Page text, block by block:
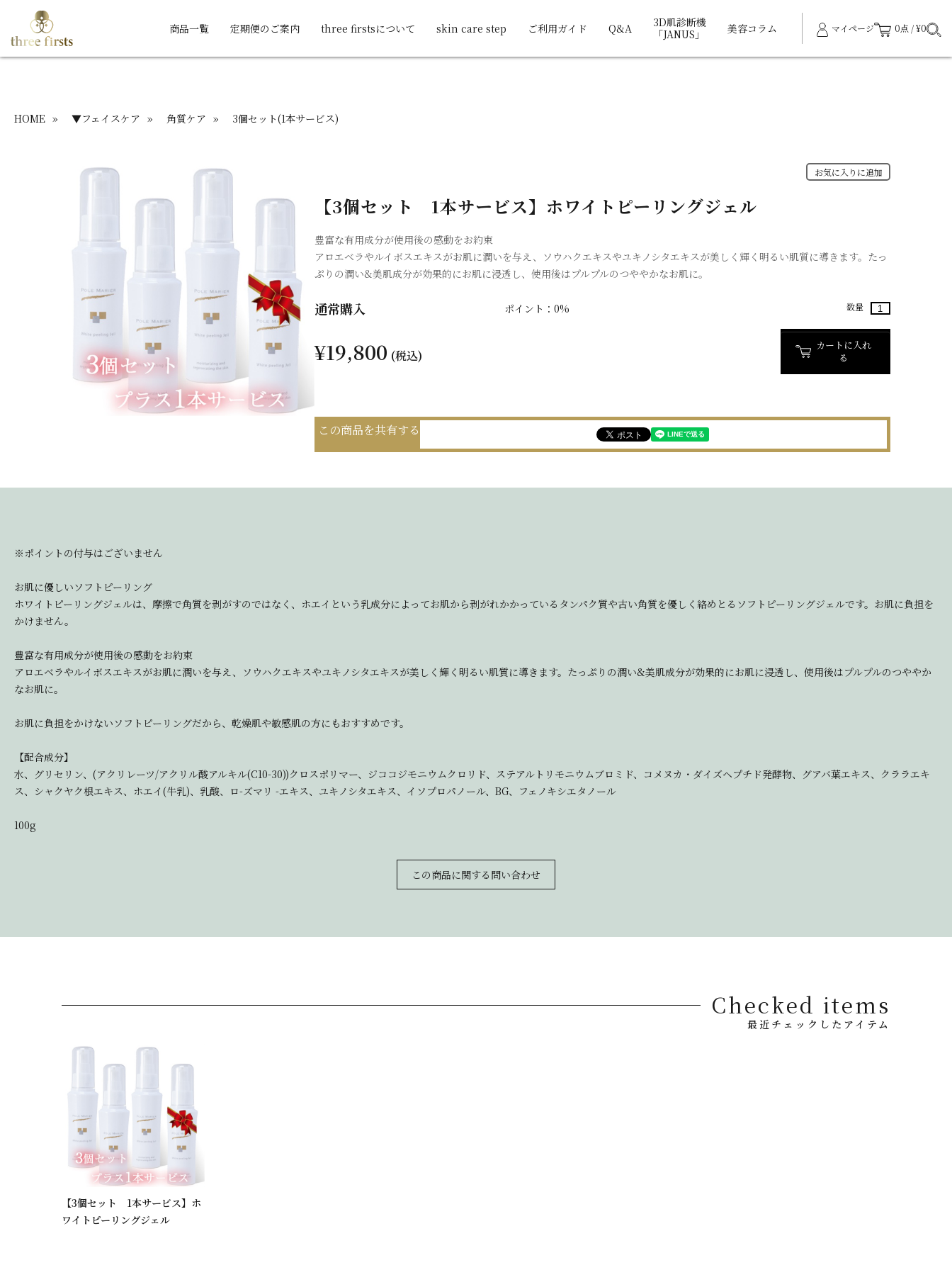
商品一覧 定期便のご案内 three firstsについて skin care step ご利用ガイド Q&A
3D肌診断機
「JANUS」
美容コラム マイページ 0点 / ¥0
HOME » ▼フェイスケア » 角質ケア » 3個セット(1本サービス)
お気に入りに追加
【3個セット 1本サービス】ホワイトピーリングジェル
豊富な有用成分が使用後の感動をお約束
アロエベラやルイボスエキスがお肌に潤いを与え、ソウハクエキスやユキノシタエキスが美しく輝く明るい肌質に導きます。たっ
ぷりの潤い&美肌成分が効果的にお肌に浸透し、使用後はプルプルのつややかなお肌に。
通常購入 ポイント：0% 数量
¥19,800 (税込)
カートに入れ
る
この商品を共有する
※ポイントの付与はございません
お肌に優しいソフトピーリング
ホワイトピーリングジェルは、摩擦で角質を剥がすのではなく、ホエイという乳成分によってお肌から剥がれかかっているタンパク質や古い角質を優しく絡めとるソフトピーリングジェルです。お肌に負担を
かけません。
豊富な有用成分が使用後の感動をお約束
アロエベラやルイボスエキスがお肌に潤いを与え、ソウハクエキスやユキノシタエキスが美しく輝く明るい肌質に導きます。たっぷりの潤い&美肌成分が効果的にお肌に浸透し、使用後はプルプルのつややか
なお肌に。
お肌に負担をかけないソフトピーリングだから、乾燥肌や敏感肌の方にもおすすめです。
【配合成分】
水、グリセリン、(アクリレーツ/アクリル酸アルキル(C10-30))クロスポリマー、ジココジモニウムクロリド、ステアルトリモニウムブロミド、コメヌカ・ダイズヘプチド発酵物、グアバ葉エキス、クララエキ
ス、シャクヤク根エキス、ホエイ(牛乳)、乳酸、ロ-ズマリ -エキス、ユキノシタエキス、イソプロパノール、BG、フェノキシエタノール
100g
この商品に関する問い合わせ
Checked items
最近チェックしたアイテム
【3個セット 1本サービス】ホ
ワイトピーリングジェル